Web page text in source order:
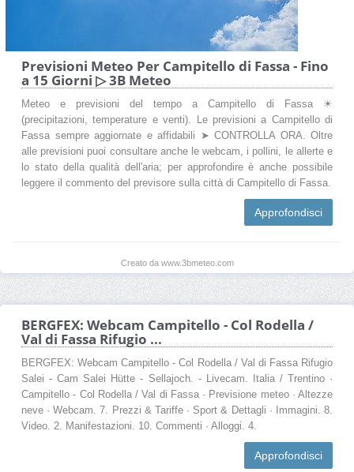
Previsioni Meteo Per Campitello di Fassa - Fino
a 15 Giorni ▷ 3B Meteo
Meteo e previsioni del tempo a Campitello di Fassa ☀
(precipitazioni, temperature e venti). Le previsioni a Campitello di
Fassa sempre aggiornate e affidabili ➤ CONTROLLA ORA. Oltre
alle previsioni puoi consultare anche le webcam, i pollini, le allerte e
lo stato della qualità dell'aria; per approfondire è anche possibile
leggere il commento del previsore sulla città di Campitello di Fassa.
Approfondisci
Creato da www.3bmeteo.com
BERGFEX: Webcam Campitello - Col Rodella /
Val di Fassa Rifugio ...
BERGFEX: Webcam Campitello - Col Rodella / Val di Fassa Rifugio
Salei - Cam Salei Hütte - Sellajoch. - Livecam. Italia / Trentino ·
Campitello - Col Rodella / Val di Fassa · Previsione meteo · Altezze
neve · Webcam. 7. Prezzi & Tariffe · Sport & Dettagli · Immagini. 8.
Video. 2. Manifestazioni. 10. Commenti · Alloggi. 4.
Approfondisci